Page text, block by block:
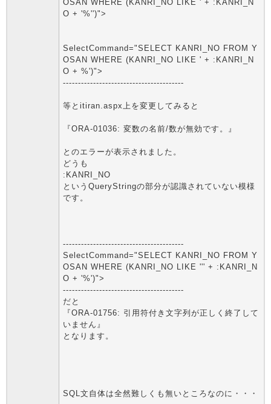
OSAN WHERE (KANRI_NO LIKE ' + :KANRI_N
O + '%'')">
SelectCommand="SELECT KANRI_NO FROM Y
OSAN WHERE (KANRI_NO LIKE ' + :KANRI_N
O + %')">
----------------------------------------
等とitiran.aspx上を変更してみると
『ORA-01036: 変数の名前/数が無効です。』
とのエラーが表示されました。
どうも
:KANRI_NO
というQueryStringの部分が認識されていない模様
です。
----------------------------------------
SelectCommand="SELECT KANRI_NO FROM Y
OSAN WHERE (KANRI_NO LIKE ''' + :KANRI_N
O + '%')">
----------------------------------------
だと
『ORA-01756: 引用符付き文字列が正しく終了して
いません』
となります。
SQL文自体は全然難しくも無いところなのに・・・